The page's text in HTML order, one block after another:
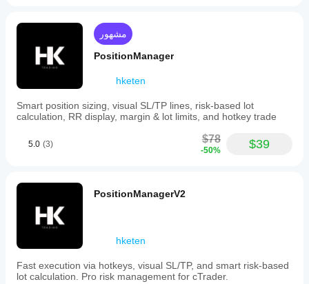
على الاتساق
والانخفاضات
ظل ظروف
السوق
المختلفة.
الخاص بك
عكسيًا على
Windows
وMac.
للحصول
نتائج
أفضل؟
يؤدي
تحسين
cBot
وظروف
السوق
كبير.
هل
يجب
عليّ
معلمات
تشغيله؟
تشغيل
cBot
الافتراضية
استخدام
هل
سيُظهر
نفس
الأداء
على
مشهور
PositionManager
hketen
Smart position sizing, visual SL/TP lines, risk-based lot
calculation, RR display, margin & lot limits, and hotkey trade
5.0 (3) $78
-50% $39
PositionManagerV2
hketen
Fast execution via hotkeys, visual SL/TP, and smart risk-based
lot calculation. Pro risk management for cTrader.